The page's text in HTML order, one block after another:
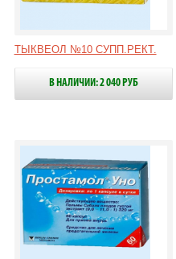
ТЫКВЕОЛ №10 СУПП.РЕКТ.
В НАЛИЧИИ: 2 040 РУБ